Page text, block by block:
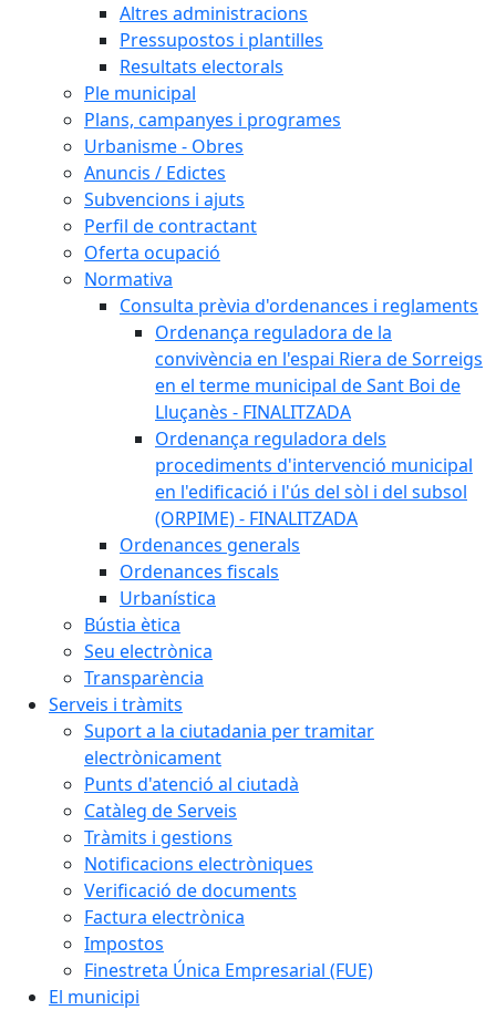
Altres administracions
Pressupostos i plantilles
Resultats electorals
Ple municipal
Plans, campanyes i programes
Urbanisme - Obres
Anuncis / Edictes
Subvencions i ajuts
Perfil de contractant
Oferta ocupació
Normativa
Consulta prèvia d'ordenances i reglaments
Ordenança reguladora de la
convivència en l'espai Riera de Sorreigs
en el terme municipal de Sant Boi de
Lluçanès - FINALITZADA
Ordenança reguladora dels
procediments d'intervenció municipal
en l'edificació i l'ús del sòl i del subsol
(ORPIME) - FINALITZADA
Ordenances generals
Ordenances fiscals
Urbanística
Bústia ètica
Seu electrònica
Transparència
Serveis i tràmits
Suport a la ciutadania per tramitar
electrònicament
Punts d'atenció al ciutadà
Catàleg de Serveis
Tràmits i gestions
Notificacions electròniques
Verificació de documents
Factura electrònica
Impostos
Finestreta Única Empresarial (FUE)
El municipi